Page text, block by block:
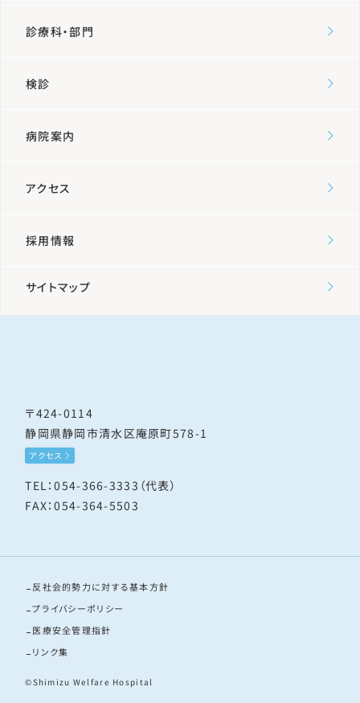
診療科・部門
検診
病院案内
アクセス
採用情報
サイトマップ
〒424-0114
静岡県静岡市清水区庵原町578-1
アクセス
TEL：054-366-3333（代表）
FAX：054-364-5503
反社会的勢力に対する基本方針
プライバシーポリシー
医療安全管理指針
リンク集
©Shimizu Welfare Hospital